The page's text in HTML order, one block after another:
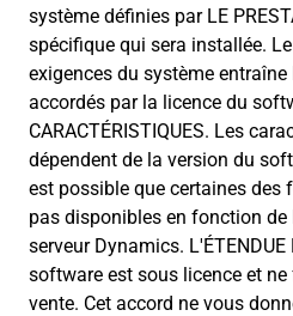
système définies par LE
spécifique qui sera installée.
exigences du système
accordés par la licence du
CARACTÉRISTIQUES. Les
dépendent de la version du
est possible que certaines
pas disponibles en fonction
serveur Dynamics. L'ÉTENDUE
software est sous licence et
vente. Cet accord ne vous